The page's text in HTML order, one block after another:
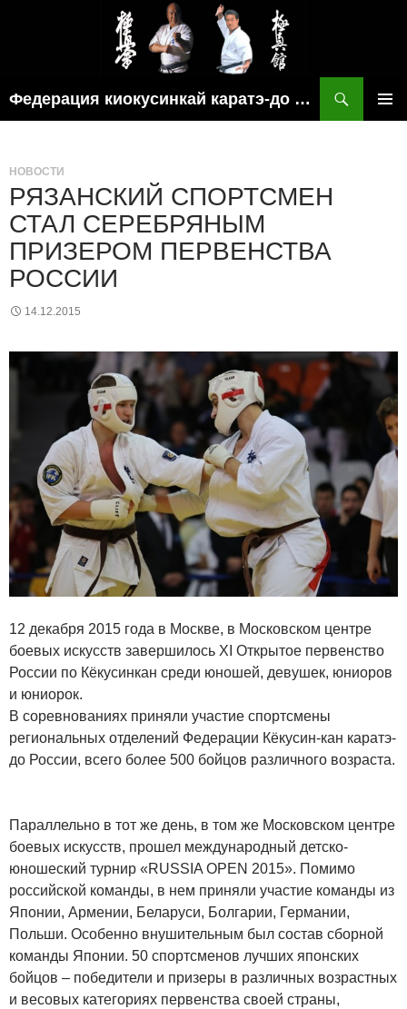
Федерация киокусинкай каратэ-до рязанской области
НОВОСТИ
РЯЗАНСКИЙ СПОРТСМЕН
СТАЛ СЕРЕБРЯНЫМ
ПРИЗЕРОМ ПЕРВЕНСТВА
РОССИИ
14.12.2015
12 декабря 2015 года в Москве, в Московском центре
боевых искусств завершилось XI Открытое первенство
России по Кёкусинкан среди юношей, девушек, юниоров
и юниорок.
В соревнованиях приняли участие спортсмены
региональных отделений Федерации Кёкусин-кан каратэ-
до России, всего более 500 бойцов различного возраста.
Параллельно в тот же день, в том же Московском центре
боевых искусств, прошел международный детско-
юношеский турнир «RUSSIA OPEN 2015». Помимо
российской команды, в нем приняли участие команды из
Японии, Армении, Беларуси, Болгарии, Германии,
Польши. Особенно внушительным был состав сборной
команды Японии. 50 спортсменов лучших японских
бойцов – победители и призеры в различных возрастных
и весовых категориях первенства своей страны,